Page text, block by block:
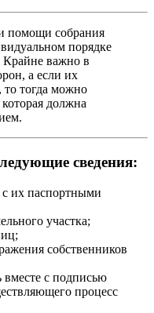
помощи собрания
порядке
Крайне важно в
а если их
то тогда можно
должна
сведения:
их паспортными
участка;
собственников
вместе с подписью
процесс